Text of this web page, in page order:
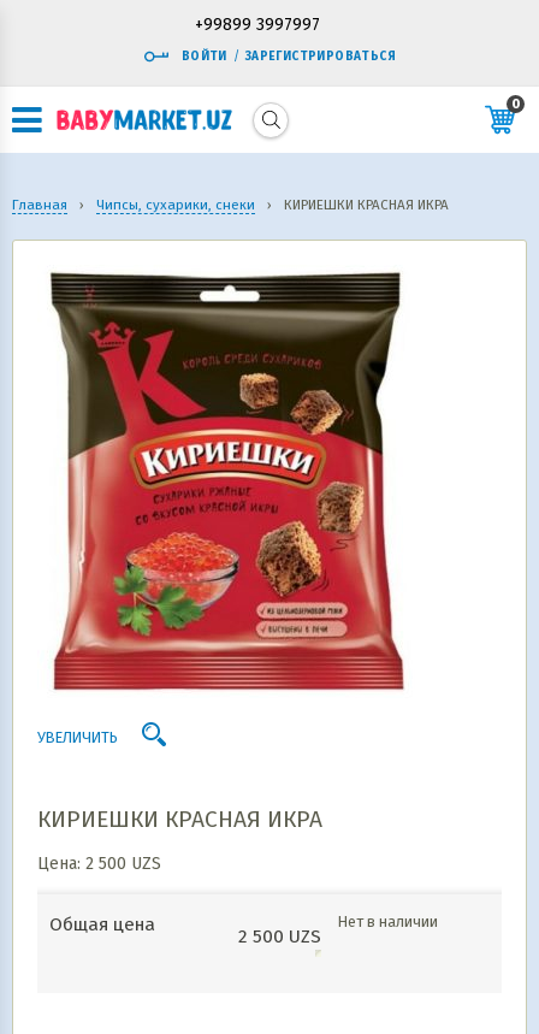
+99899 3997997
ВОЙТИ / ЗАРЕГИСТРИРОВАТЬСЯ
0
Главная › Чипсы, сухарики, снеки › КИРИЕШКИ КРАСНАЯ ИКРА
УВЕЛИЧИТЬ
КИРИЕШКИ КРАСНАЯ ИКРА
Цена: 2 500 UZS
Общая цена
2 500 UZS
Нет в наличии